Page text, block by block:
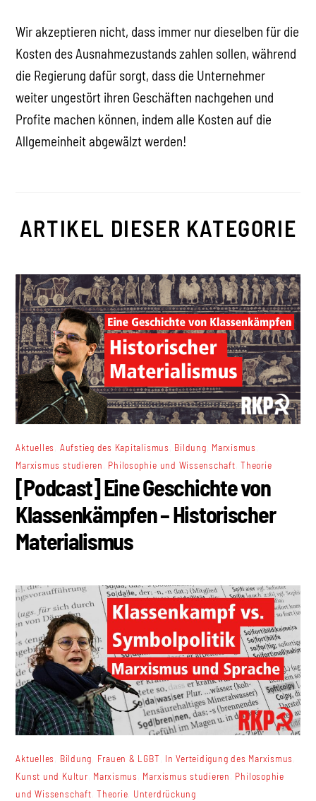
Wir akzeptieren nicht, dass immer nur dieselben für die
Kosten des Ausnahmezustands zahlen sollen, während
die Regierung dafür sorgt, dass die Unternehmer
weiter ungestört ihren Geschäften nachgehen und
Profite machen können, indem alle Kosten auf die
Allgemeinheit abgewälzt werden!
ARTIKEL DIESER KATEGORIE
Aktuelles Aufstieg des Kapitalismus Bildung Marxismus
Marxismus studieren Philosophie und Wissenschaft ,Theorie
[Podcast] Eine Geschichte von
Klassenkämpfen – Historischer
Materialismus
Aktuelles Bildung Frauen & LGBT In Verteidigung des Marxismus
Kunst und Kultur Marxismus Marxismus studieren Philosophie
und Wissenschaft ,Theorie Unterdrückung